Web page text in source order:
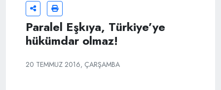
Paralel Eşkıya, Türkiye’ye
hükümdar olmaz!
20 TEMMUZ 2016, ÇARŞAMBA